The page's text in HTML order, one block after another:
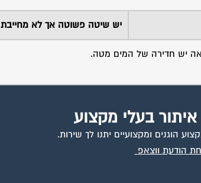
יש שיטה פשוטה אך לא מחייבת
יש חדירה של המים מטה.
בעלי מקצוע
הוגנים ומקצועיים יתנו לך שירות.
הודעת ווצאפ